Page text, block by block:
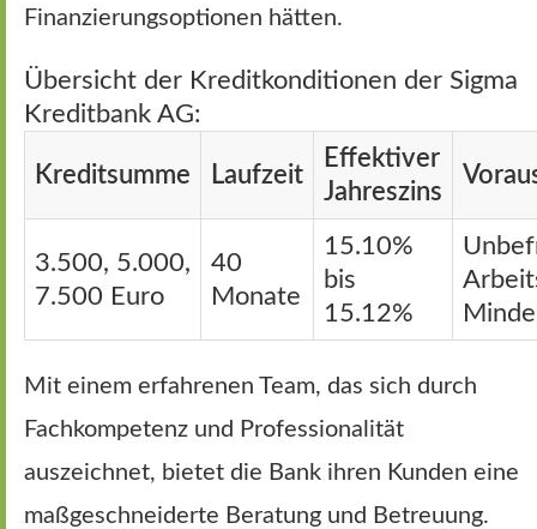
Finanzierungsoptionen hätten.
Übersicht der Kreditkonditionen der Sigma
Kreditbank AG:
Kreditsumme Laufzeit
Effektiver
Jahreszins
3.500, 5.000,
7.500 Euro
40
Monate
15.10%
bis
15.12%
Mit einem erfahrenen Team, das sich durch
Fachkompetenz und Professionalität
auszeichnet, bietet die Bank ihren Kunden eine
maßgeschneiderte Beratung und Betreuung.